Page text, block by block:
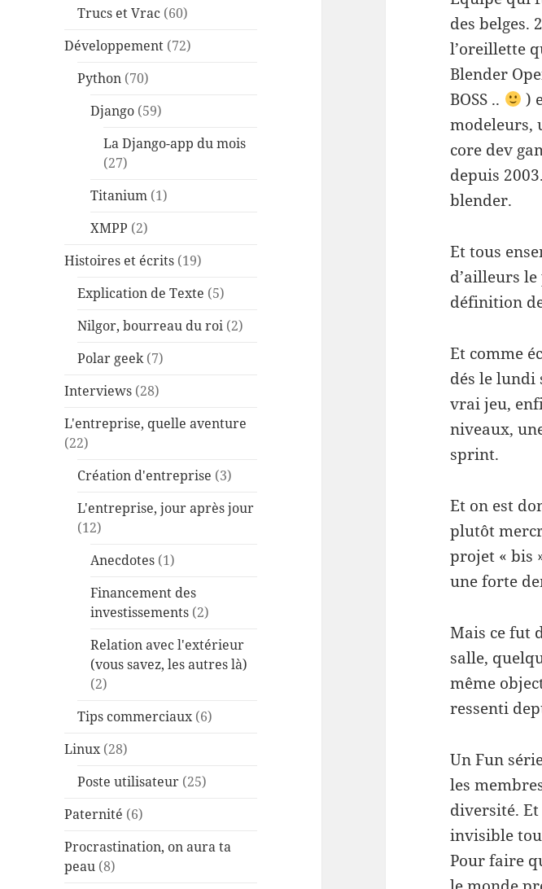
Trucs et Vrac (60)
Développement (72)
Python (70)
Django (59)
La Django-app du mois
(27)
Titanium (1)
XMPP (2)
Histoires et écrits (19)
Explication de Texte (5)
Nilgor, bourreau du roi (2)
Polar geek(7)
Interviews (28)
L'entreprise, quelle aventure
(22)
Création d'entreprise (3)
L'entreprise, jour après jour
(12)
Anecdotes (1)
Financement des
investissements (2)
Relation avec l'extérieur
(vous savez, les autres là)
(2)
Tips commerciaux(6)
Linux(28)
Poste utilisateur (25)
Paternité (6)
Procrastination, on aura ta
peau (8)
des belges.
l’oreillette
Blender
BOSS ..
)
modeleurs,
core dev
depuis
blender.
Et tous
d’ailleurs
définition
Et comme
dés le lundi
vrai jeu,
niveaux,
sprint.
Et on est
plutôt
projet « bis
une forte
Mais ce fut
salle,
même
ressenti
Un Fun
les
diversité.
invisible
Pour faire